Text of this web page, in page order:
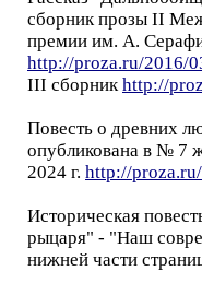
сборник прозы II
премии им. А.
http://proza.ru/2016/
III сборникhttp://
Повесть о древних
опубликована в № 7
2024 г. http://
Историческая
рыцаря" - "Наш
нижней части